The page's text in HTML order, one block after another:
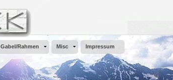
Gabel/Rahmen Misc Impressum